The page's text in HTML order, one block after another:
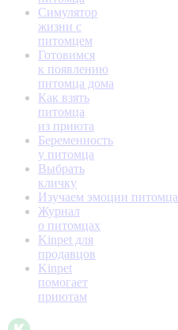
Симулятор
жизни с
питомцем
Готовимся
к появлению
питомца дома
Как взять
питомца
из приюта
Беременность
у питомца
Выбрать
кличку
Изучаем эмоции питомца
Журнал
о питомцах
Kinpet для
продавцов
Kinpet
помогает
приютам